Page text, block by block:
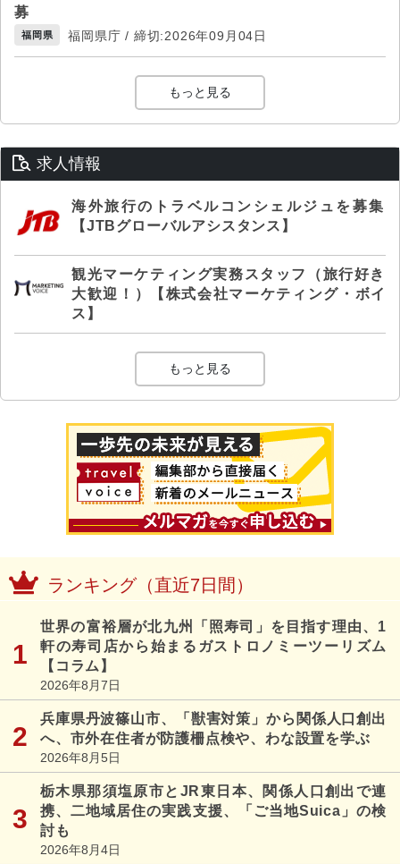
募
福岡県 福岡県庁 / 締切:2026年09月04日
もっと見る
求人情報
海外旅行のトラベルコンシェルジュを募集
【JTBグローバルアシスタンス】
観光マーケティング実務スタッフ（旅行好き
大歓迎！）【株式会社マーケティング・ボイ
ス】
もっと見る
ランキング（直近7日間）
世界の富裕層が北九州「照寿司」を目指す理由、1
軒の寿司店から始まるガストロノミーツーリズム
【コラム】
2026年8月7日
兵庫県丹波篠山市、「獣害対策」から関係人口創出
へ、市外在住者が防護柵点検や、わな設置を学ぶ
2026年8月5日
栃木県那須塩原市とJR東日本、関係人口創出で連
携、二地域居住の実践支援、「ご当地Suica」の検
討も
2026年8月4日